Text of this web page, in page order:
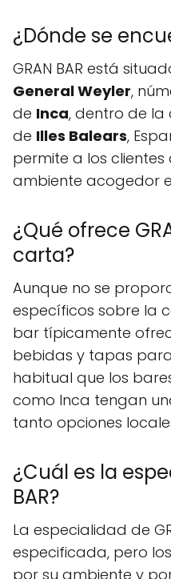
¿Dónde se
GRAN BAR está
General Weyler,
de Inca, dentro de
de Illes Balears,
permite a los
ambiente acogedor
¿Qué ofrece
carta?
Aunque no se
específicos sobre la
bar típicamente
bebidas y tapas
habitual que los
como Inca tengan
tanto opciones
¿Cuál es la
BAR?
La especialidad de
especificada, pero
por su ambiente y